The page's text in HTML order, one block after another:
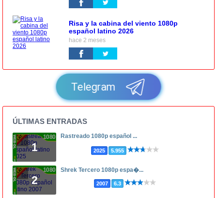
Risa y la cabina del viento 1080p
español latino 2026
hace 2 meses
Telegram
ÚLTIMAS ENTRADAS
1
1080p Rastreado 1080p español ...
2025 5.955
2
1080p Shrek Tercero 1080p espa�...
2007 6.3